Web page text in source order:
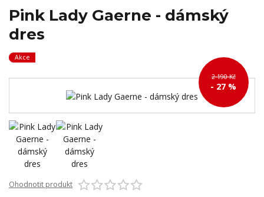
Pink Lady Gaerne - dámský
dres
Akce
2 190 Kč
- 27 %
Ohodnotit produkt